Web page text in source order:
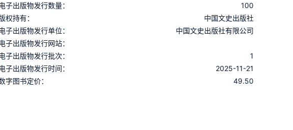
子出版物发行数量：
100
权持有：
中国文史出版社
子出版物发行单位：
中国文史出版社有限公司
子出版物发行网站：
子出版物发行批次：
1
子出版物发行时间：
2025-11-21
字图书定价：
49.50